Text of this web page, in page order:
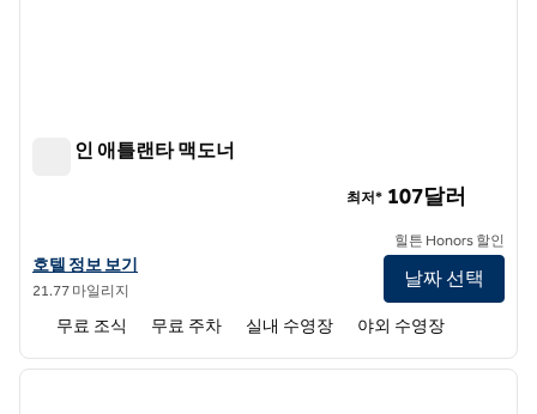
햄튼 인 애틀랜타 맥도너
햄튼 인 애틀랜타 맥도너의 호텔 정보 보기
호텔 정보 보기
21.77 마일리지
최저* 107달러
힐튼 Honors 할인
날짜 선택
무료 조식 무료 주차 실내 수영장 야외 수영장
1/12
다음